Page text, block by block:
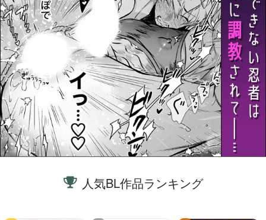
人気BL作品ランキング